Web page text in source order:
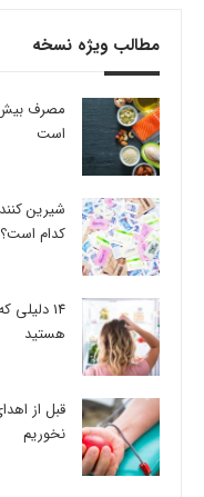
مطالب ویژه نسخه
است
شیرین
کدام است؟
14
هستید
قبل از
نخوریم